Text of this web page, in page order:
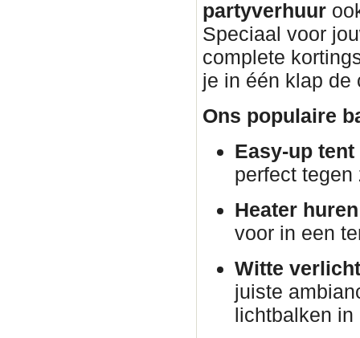
partyverhuur
Speciaal voor
complete
je in één klap
Ons populaire
Easy-up
perfect tegen
Heater
voor in een
Witte
juiste
lichtbalken